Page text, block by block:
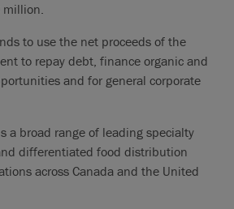
million.
to use the net proceeds of the
to repay debt, finance organic and
and for general corporate
a broad range of leading specialty
differentiated food distribution
across Canada and the United